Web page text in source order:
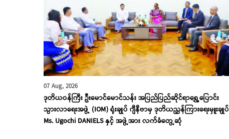
07 Aug, 2026
ဒုတိယဝန်ကြီး ဦးမောင်မောင်သန်း အပြည်ပြည်ဆိုင်ရာရွှေ့ပြောင်း
သွားလာရေးအဖွဲ့ (IOM) ရုံးချုပ် ဂျီနီဗာမှ ဒုတိယညွှန်ကြားရေးမှူးချုပ်
Ms. Ugochi DANIELS နှင့် အဖွဲ့အား လက်ခံတွေ့ဆုံ